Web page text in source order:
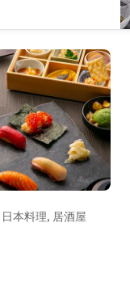
日本料理, 居酒屋